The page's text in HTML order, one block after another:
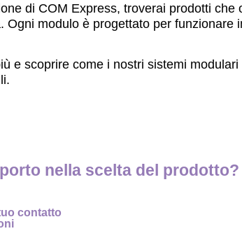
di COM Express, troverai prodotti
Ogni modulo è progettato per
e scoprire come i nostri sistemi
nella scelta del
contatto